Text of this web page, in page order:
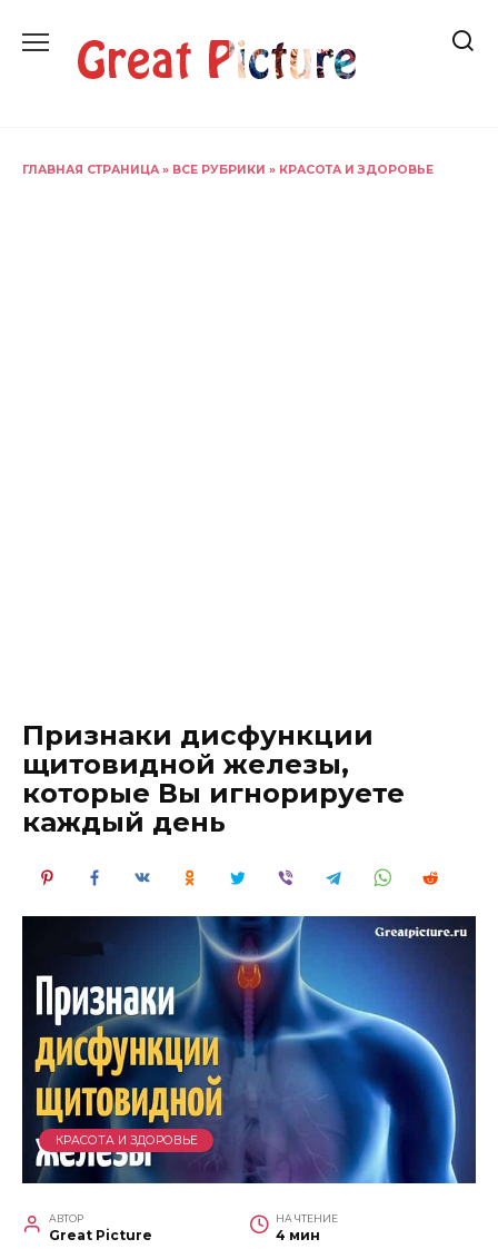
содержанию
ГЛАВНАЯ СТРАНИЦА » ВСЕ РУБРИКИ » КРАСОТА И ЗДОРОВЬЕ
Признаки дисфункции
щитовидной железы,
которые Вы игнорируете
каждый день
КРАСОТА И ЗДОРОВЬЕ
АВТОР
Great Picture
НА ЧТЕНИЕ
4 мин